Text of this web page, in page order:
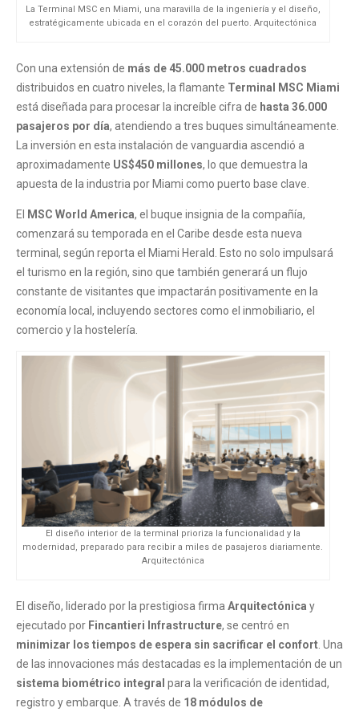
La Terminal MSC en Miami, una maravilla de la ingeniería y el diseño,
estratégicamente ubicada en el corazón del puerto. Arquitectónica
Con una extensión de más de 45.000 metros cuadrados
distribuidos en cuatro niveles, la flamante Terminal MSC Miami
está diseñada para procesar la increíble cifra de hasta 36.000
pasajeros por día, atendiendo a tres buques simultáneamente.
La inversión en esta instalación de vanguardia ascendió a
aproximadamente US$450 millones, lo que demuestra la
apuesta de la industria por Miami como puerto base clave.
El MSC World America, el buque insignia de la compañía,
comenzará su temporada en el Caribe desde esta nueva
terminal, según reporta el Miami Herald. Esto no solo impulsará
el turismo en la región, sino que también generará un flujo
constante de visitantes que impactarán positivamente en la
economía local, incluyendo sectores como el inmobiliario, el
comercio y la hostelería.
El diseño interior de la terminal prioriza la funcionalidad y la
modernidad, preparado para recibir a miles de pasajeros diariamente.
Arquitectónica
El diseño, liderado por la prestigiosa firma Arquitectónica y
ejecutado por Fincantieri Infrastructure, se centró en
minimizar los tiempos de espera sin sacrificar el confort . Una
de las innovaciones más destacadas es la implementación de un
sistema biométrico integral para la verificación de identidad,
registro y embarque. A través de 18 módulos de